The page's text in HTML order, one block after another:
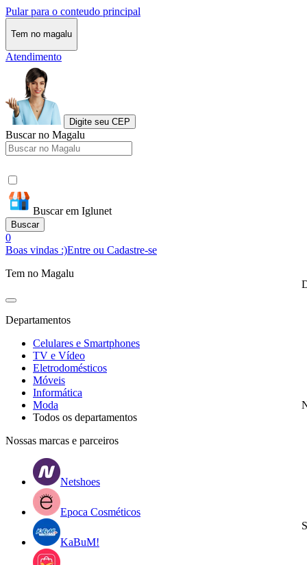
Pular para o conteudo principal
Tem no magalu
Atendimento
Digite seu CEP
Buscar no Magalu
Buscar em Iglunet
Buscar
0
Boas vindas :)Entre ou Cadastre-se
Tem no Magalu
Departamentos
Celulares e Smartphones
TV e Vídeo
Eletrodomésticos
Móveis
Informática
Moda
Todos os departamentos
Nossas marcas e parceiros
Netshoes
Epoca Cosméticos
KaBuM!